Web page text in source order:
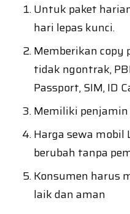
Untuk paket
hari lepas kunci.
Memberikan
tidak ngontrak,
Passport, SIM, ID
Memiliki
Harga sewa
berubah tanpa
Konsumen harus
laik dan aman